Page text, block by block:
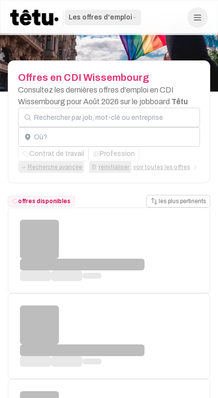
Les offres d'emploi
Offres en CDI Wissembourg
Consultez les dernières offres d'emploi en CDI
Wissembourg pour Août 2026 sur le jobboard Têtu
Rechercher par job, mot-clé ou entreprise
Localisation
Contrat de travail Profession
Recherche avancée réinitialiser voir toutes les offres
offres disponibles les plus pertinents